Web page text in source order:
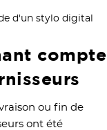
compte
ou fin de
ont été